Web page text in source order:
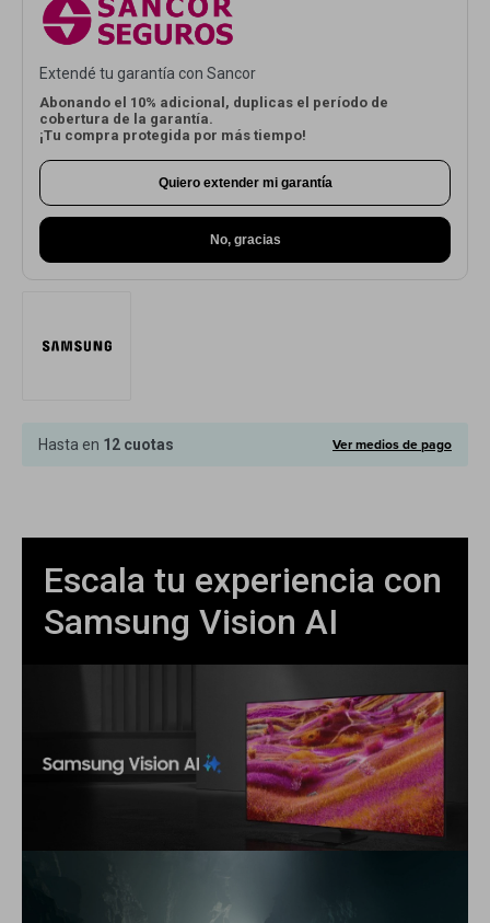
Extendé tu garantía con Sancor
Abonando el 10% adicional, duplicas el período de
cobertura de la garantía.
¡Tu compra protegida por más tiempo!
Quiero extender mi garantía
No, gracias
Hasta en 12 cuotas Ver medios de pago
Escala tu experiencia con
Samsung Vision AI
Cuenta
F&Q